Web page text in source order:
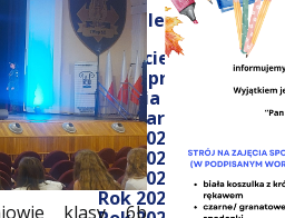
Galeria
Wycieczki
Imprezy
Z życia szkoły
Wydarzenia
Rok 2020/2021
Rok 2021/2022
Rok 2022/2023
Rok 2023/2024
klasy 6b